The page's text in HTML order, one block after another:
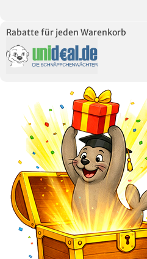
Rabatte für jeden Warenkorb